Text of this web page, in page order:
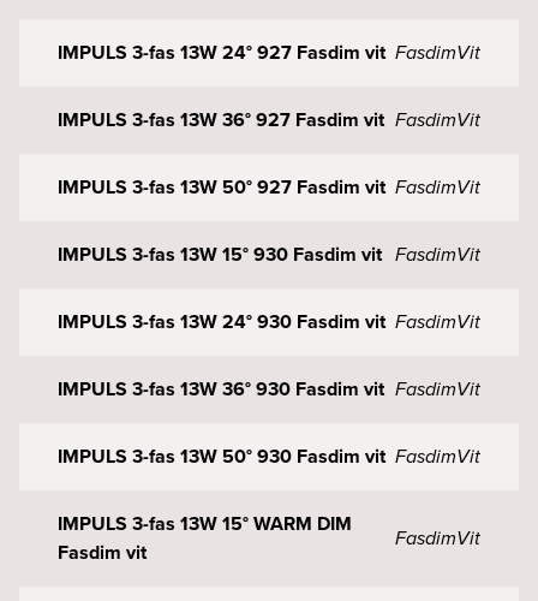
IMPULS 3-fas 13W 24° 927 Fasdim vit FasdimVit
IMPULS 3-fas 13W 36° 927 Fasdim vit FasdimVit
IMPULS 3-fas 13W 50° 927 Fasdim vit FasdimVit
IMPULS 3-fas 13W 15° 930 Fasdim vit FasdimVit
IMPULS 3-fas 13W 24° 930 Fasdim vit FasdimVit
IMPULS 3-fas 13W 36° 930 Fasdim vit FasdimVit
IMPULS 3-fas 13W 50° 930 Fasdim vit FasdimVit
IMPULS 3-fas 13W 15° WARM DIM
Fasdim vit
FasdimVit